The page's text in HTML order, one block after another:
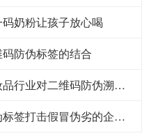
奶粉让孩子放心喝
防伪标签的结合
二维码防伪标签定制丨化妆品行业对二维码防伪溯源系统的需求
防伪标签定制丨二维码防伪标签打击假冒伪劣的企业利器